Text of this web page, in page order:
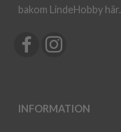
bakom LindeHobby här.
INFORMATION